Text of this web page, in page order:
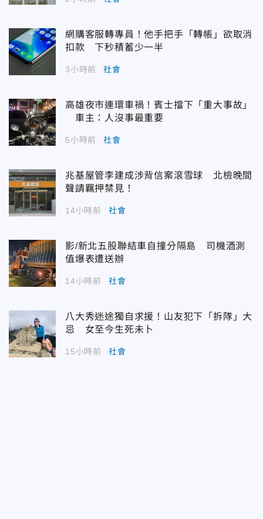
網購客服轉專員！他手把手「轉帳」欲取消
扣款 下秒積蓄少一半
3小時前 社會
高雄夜市連環車禍！賓士擋下「重大事故」
車主：人沒事最重要
5小時前 社會
兆基屋管李建成涉背信案滾雪球 北檢晚間
聲請羈押禁見！
14小時前 社會
影/新北五股聯結車自撞分隔島 司機酒測
值爆表遭送辦
14小時前 社會
八大秀迷途獨自求援！山友犯下「拆隊」大
忌 女至今生死未卜
15小時前 社會